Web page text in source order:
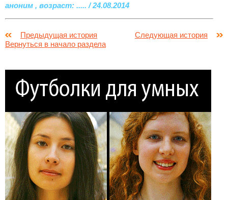
аноним , возраст: ..... / 24.08.2014
Предыдущая история
Следующая история
Вернуться в начало раздела